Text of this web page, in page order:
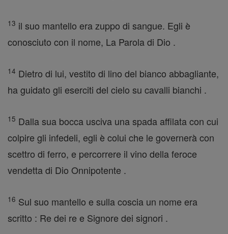
13 il suo mantello era zuppo di sangue. Egli è
conosciuto con il nome, La Parola di Dio .
14 Dietro di lui, vestito di lino del bianco abbagliante,
ha guidato gli eserciti del cielo su cavalli bianchi .
15 Dalla sua bocca usciva una spada affilata con cui
colpire gli infedeli, egli è colui che le governerà con
scettro di ferro, e percorrere il vino della feroce
vendetta di Dio Onnipotente .
16 Sul suo mantello e sulla coscia un nome era
scritto : Re dei re e Signore dei signori .